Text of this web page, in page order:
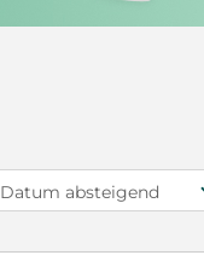
Datum absteigend